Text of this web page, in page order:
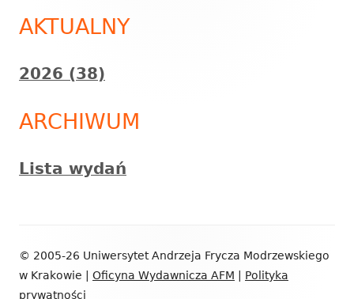
panel
AKTUALNY
2026 (38)
ARCHIWUM
Lista wydań
stopki
© 2005-26 Uniwersytet Andrzeja Frycza Modrzewskiego
w Krakowie | Oficyna Wydawnicza AFM
Polityka
prywatności